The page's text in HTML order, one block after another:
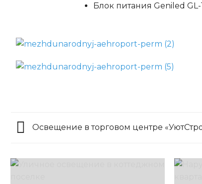
Блок питания Geniled GL-
Освещение в торговом центре